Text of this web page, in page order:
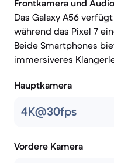
Frontkamera und
Das Galaxy A56
während das Pixel 7
Beide Smartphones
immersiveres
Hauptkamera
4K@30fps
Vordere Kamera